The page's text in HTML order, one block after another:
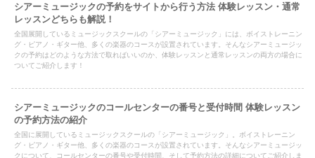
シアーミュージックの予約をサイトから行う方法 体験レッスン・通常
レッスンどちらも解説！
全国展開しているミュージックスクールの「シアーミュージック」には、ボイストレーニン
グ・ピアノ・ギター他、多くの楽器のコースが設置されています。そんなシアーミュージッ
クの予約はどのような方法で取ればいいのか、体験レッスンと通常レッスンの両方の場合に
ついてご紹介します！
シアーミュージックのコールセンターの番号と受付時間 体験レッスン
の予約方法の紹介
全国に展開しているミュージックスクールの「シアーミュージック」。ボイストレーニン
グ・ピアノ・ギター他、多くの楽器のコースが設置されています。そんなシアーミュージッ
クについて、コールセンターの番号や受付時間、そして予約方法の詳細についてご紹介しま